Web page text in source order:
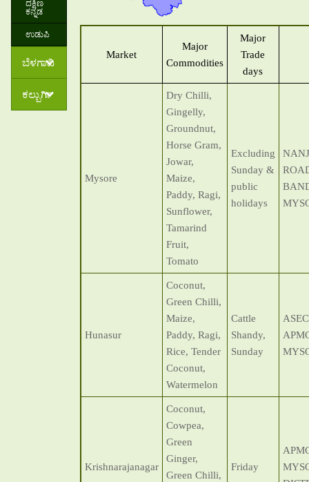
ದಕ್ಷಿಣ
ಕನ್ನಡ
ಉಡುಪಿ
ಬೆಳಗಾವಿ
ಕಲ್ಬುರ್ಗಿ
Market
Major
Commodities
Major
Trade
days
Mysore
Dry Chilli,
Gingelly,
Groundnut,
Horse Gram,
Jowar,
Maize,
Paddy, Ragi,
Sunflower,
Tamarind
Fruit,
Tomato
Excluding
Sunday &
public
holidays
Hunasur
Coconut,
Green Chilli,
Maize,
Paddy, Ragi,
Rice, Tender
Coconut,
Watermelon
Cattle
Shandy,
Sunday
Krishnarajanagar
Coconut,
Cowpea,
Green
Ginger,
Green Chilli,
Friday